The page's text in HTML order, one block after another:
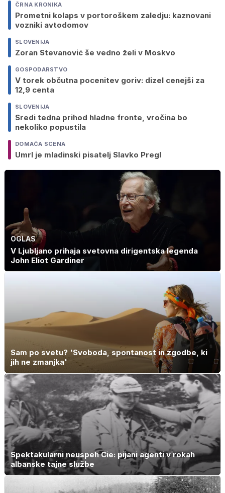
ČRNA KRONIKA
Prometni kolaps v portoroškem zaledju: kaznovani
vozniki avtodomov
SLOVENIJA
Zoran Stevanović še vedno želi v Moskvo
GOSPODARSTVO
V torek občutna pocenitev goriv: dizel cenejši za
12,9 centa
SLOVENIJA
Sredi tedna prihod hladne fronte, vročina bo
nekoliko popustila
DOMAČA SCENA
Umrl je mladinski pisatelj Slavko Pregl
OGLAS
V Ljubljano prihaja svetovna dirigentska legenda
John Eliot Gardiner
Sam po svetu? 'Svoboda, spontanost in zgodbe, ki
jih ne zmanjka'
Spektakularni neuspeh Cie: pijani agenti v rokah
albanske tajne službe